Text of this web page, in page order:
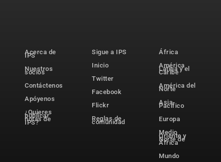
Acerca de
IPS
Nuestros
socios
Contáctenos
Apóyenos
¿Quieres
publicar
notas de
IPS?
Sigue a IPS
Inicio
Twitter
Facebook
Flickr
Reglas de
comunidad
África
América
Latina y el
Caribe
América del
Norte
Asia-
Pacífico
Europa
Medio
Oriente y
Norte de
África
Mundo